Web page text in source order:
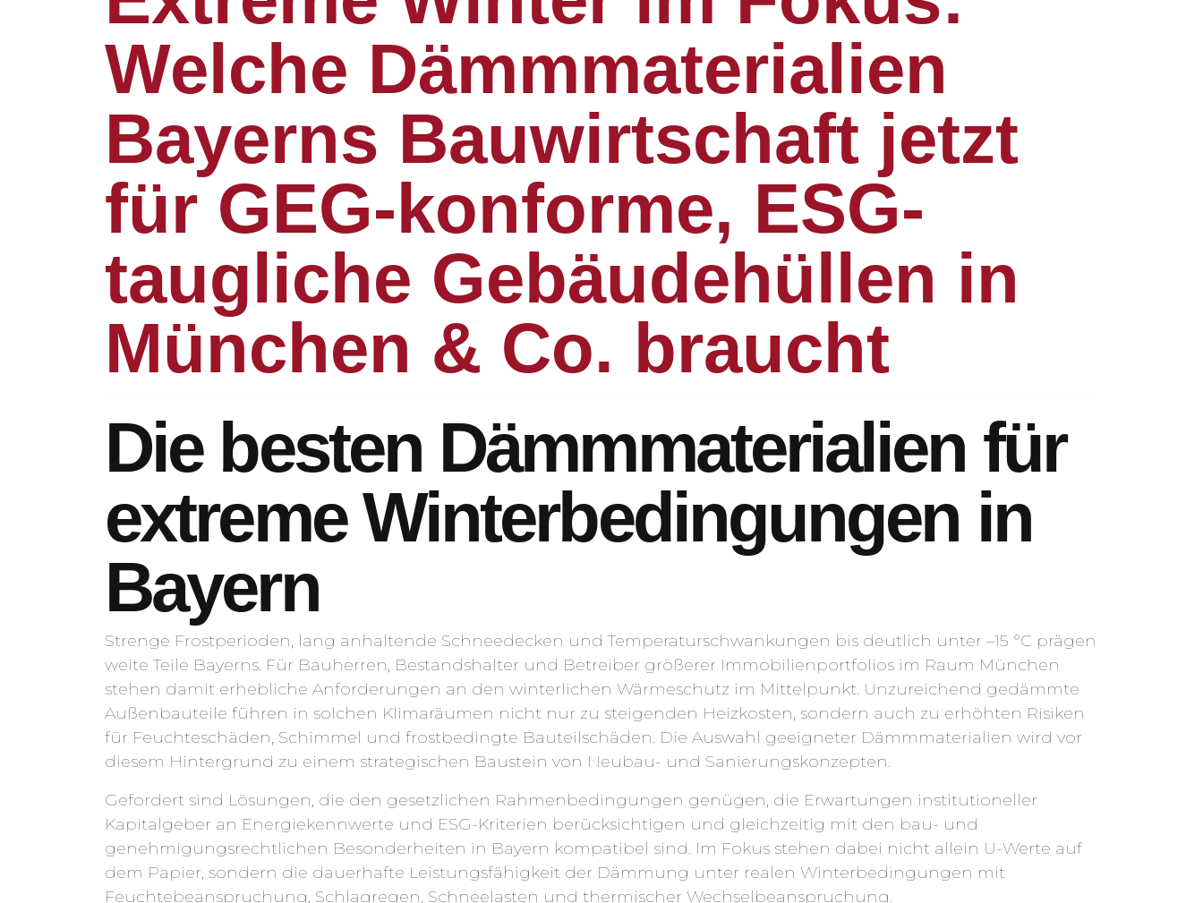
Welche Dämmmaterialien
Bayerns Bauwirtschaft jetzt
für GEG-konforme, ESG-
taugliche Gebäudehüllen in
München & Co. braucht
Die besten Dämmmaterialien für
extreme Winterbedingungen in
Bayern
Strenge Frostperioden, lang anhaltende Schneedecken und Temperaturschwankungen bis deutlich unter –15 °C prägen
weite Teile Bayerns. Für Bauherren, Bestandshalter und Betreiber größerer Immobilienportfolios im Raum München
stehen damit erhebliche Anforderungen an den winterlichen Wärmeschutz im Mittelpunkt. Unzureichend gedämmte
Außenbauteile führen in solchen Klimaräumen nicht nur zu steigenden Heizkosten, sondern auch zu erhöhten Risiken
für Feuchteschäden, Schimmel und frostbedingte Bauteilschäden. Die Auswahl geeigneter Dämmmaterialien wird vor
diesem Hintergrund zu einem strategischen Baustein von Neubau- und Sanierungskonzepten.
Gefordert sind Lösungen, die den gesetzlichen Rahmenbedingungen genügen, die Erwartungen institutioneller
Kapitalgeber an Energiekennwerte und ESG-Kriterien berücksichtigen und gleichzeitig mit den bau- und
genehmigungsrechtlichen Besonderheiten in Bayern kompatibel sind. Im Fokus stehen dabei nicht allein U-Werte auf
dem Papier, sondern die dauerhafte Leistungsfähigkeit der Dämmung unter realen Winterbedingungen mit
Feuchtebeanspruchung, Schlagregen, Schneelasten und thermischer Wechselbeanspruchung.